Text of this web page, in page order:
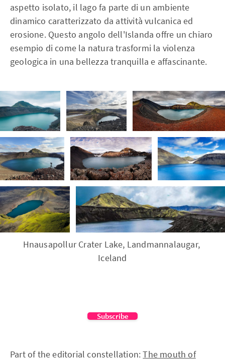
aspetto isolato, il lago fa parte di un ambiente
dinamico caratterizzato da attività vulcanica ed
erosione. Questo angolo dell'Islanda offre un chiaro
esempio di come la natura trasformi la violenza
geologica in una bellezza tranquilla e affascinante.
Hnausapollur Crater Lake, Landmannalaugar,
Iceland
Subscribe
Part of the editorial constellation:The mouth of